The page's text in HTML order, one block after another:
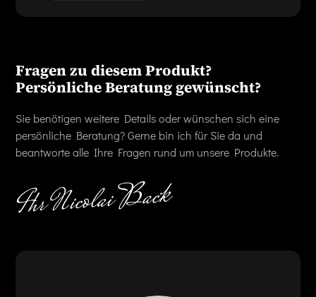
Fragen zu diesem Produkt?
Persönliche Beratung gewünscht?
Sie benötigen weitere Details oder wünschen sich eine
persönliche Beratung? Gerne bin ich für Sie da und
beantworte alle Ihre Fragen rund um unsere Produkte.